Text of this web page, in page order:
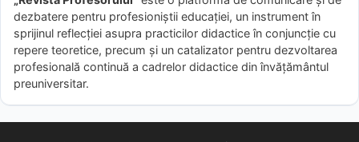
dezbatere pentru profesioniștii educației, un instrument în
sprijinul reflecției asupra practicilor didactice în conjuncție cu
repere teoretice, precum și un catalizator pentru dezvoltarea
profesională continuă a cadrelor didactice din învățământul
preuniversitar.